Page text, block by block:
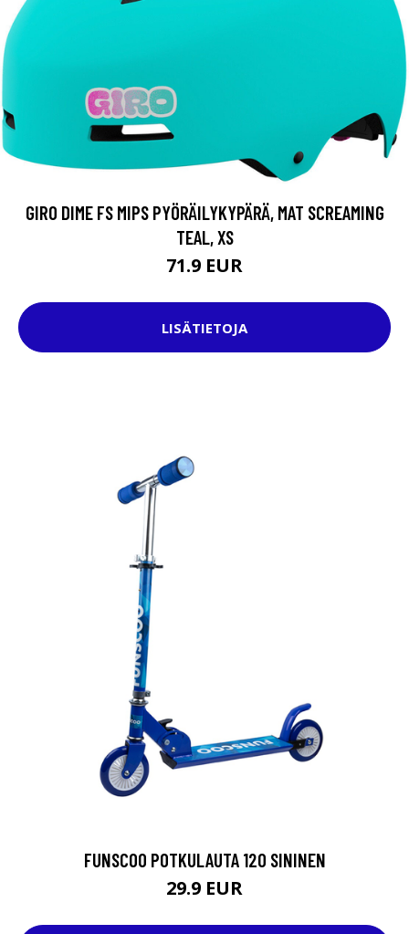
GIRO DIME FS MIPS PYÖRÄILYKYPÄRÄ, MAT SCREAMING
TEAL, XS
71.9 EUR
LISÄTIETOJA
FUNSCOO POTKULAUTA 120 SININEN
29.9 EUR